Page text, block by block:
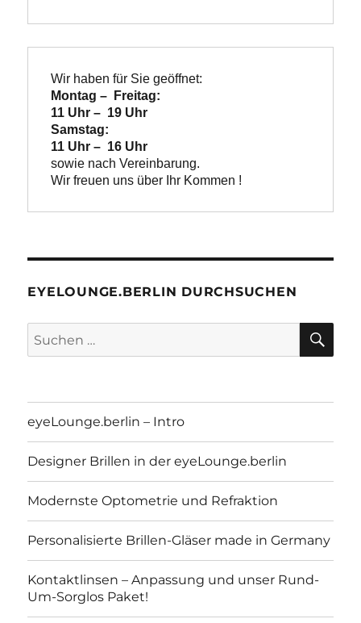
Wir haben für Sie geöffnet:
Montag –  Freitag:
11 Uhr –  19 Uhr
Samstag:
11 Uhr –  16 Uhr
Wir freuen uns über Ihr Kommen !
EYELOUNGE.BERLIN DURCHSUCHEN
Suchen
nach:
eyeLounge.berlin – Intro
Designer Brillen in der eyeLounge.berlin
Modernste Optometrie und Refraktion
Personalisierte Brillen-Gläser made in Germany
Kontaktlinsen – Anpassung und unser Rund-
Um-Sorglos Paket!